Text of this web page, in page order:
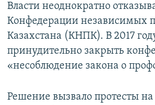
Власти неоднократно
Конфедерации независимых
Казахстана (КНПК). В 2017
принудительно закрыть
«несоблюдение закона о
Решение вызвало протесты